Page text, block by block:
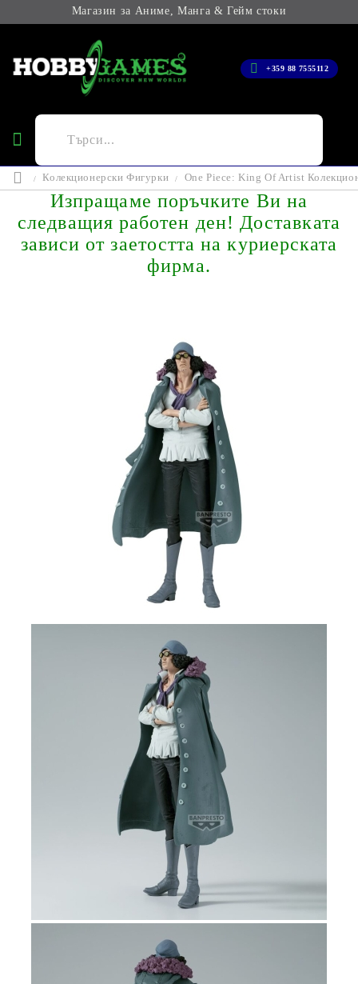
Магазин за Аниме, Манга & Гейм стоки
+359 88 7555112
Колекционерски Фигурки One Piece: King Of Artist
Изпращаме поръчките Ви на
следващия работен ден! Доставката
зависи от заетостта на куриерската
фирма.